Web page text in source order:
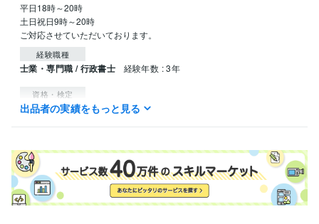
平日18時～20時
土日祝日9時～20時
ご対応させていただいております。
経験職種
士業・専門職 / 行政書士 経験年数 : 3年
資格・検定
行政書士 取得年 : 2021年
出品者の実績をもっと見る